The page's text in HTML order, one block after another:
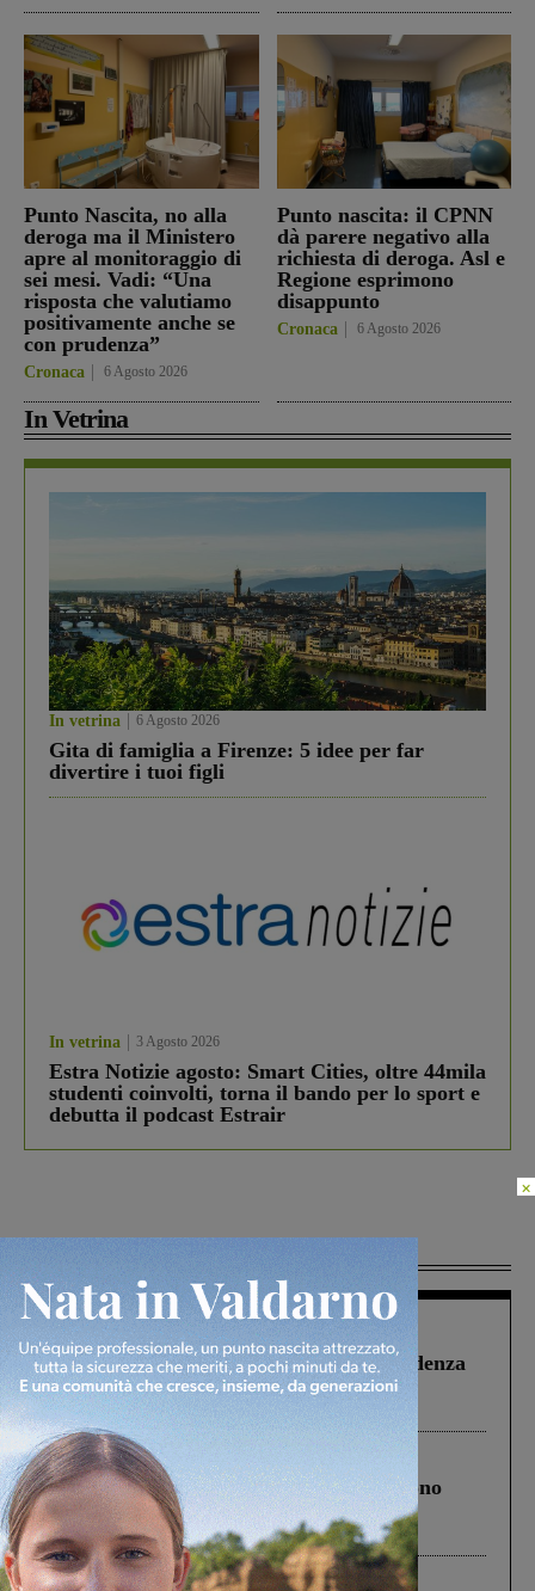
Punto Nascita, no alla
deroga ma il Ministero
apre al monitoraggio di
sei mesi. Vadi: “Una
risposta che valutiamo
positivamente anche se
con prudenza”
Cronaca 6 Agosto 2026
Punto nascita: il CPNN
dà parere negativo alla
richiesta di deroga. Asl e
Regione esprimono
disappunto
Cronaca 6 Agosto 2026
In Vetrina
In vetrina 6 Agosto 2026
Gita di famiglia a Firenze: 5 idee per far
divertire i tuoi figli
In vetrina 3 Agosto 2026
Estra Notizie agosto: Smart Cities, oltre 44mila
studenti coinvolti, torna il bando per lo sport e
debutta il podcast Estrair
Figline Incisa Valdarno 1 Agosto 2026
Piscina di Figline finanziata oltre la scadenza
Pnrr, il gruppo di Fratelli d’Italia: “Un
ringraziamento al Governo”
Cronaca 4 Agosto 2026
Un anno fa la strage in A1 in cui morirono
Gianni, Giulia e Franco. Lo schianto, il
processo, lo stop ai sorpassi fra tir....
Cronaca 3 Agosto 2026
×